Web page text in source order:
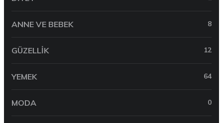
ANNE VE BEBEK 8
GÜZELLIK 12
YEMEK 64
MODA 0